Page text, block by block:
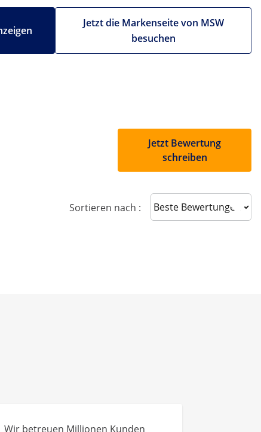
Jetzt die Markenseite von MSW
besuchen
Jetzt Bewertung
schreiben
Sortieren nach : Sort reviews
Wir betreuen Millionen Kunden